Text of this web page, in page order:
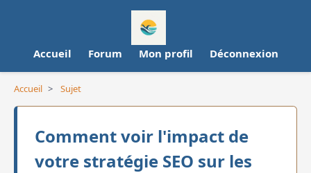
Accueil Forum Mon profil Déconnexion
Accueil > Sujet
Comment voir l'impact de
votre stratégie SEO sur les